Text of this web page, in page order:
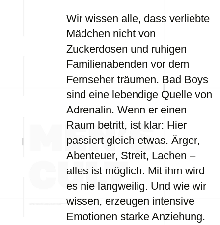
Wir wissen alle, dass verliebte
Mädchen nicht von
Zuckerdosen und ruhigen
Familienabenden vor dem
Fernseher träumen. Bad Boys
sind eine lebendige Quelle von
Adrenalin. Wenn er einen
Raum betritt, ist klar: Hier
passiert gleich etwas. Ärger,
Abenteuer, Streit, Lachen –
alles ist möglich. Mit ihm wird
es nie langweilig. Und wie wir
wissen, erzeugen intensive
Emotionen starke Anziehung.